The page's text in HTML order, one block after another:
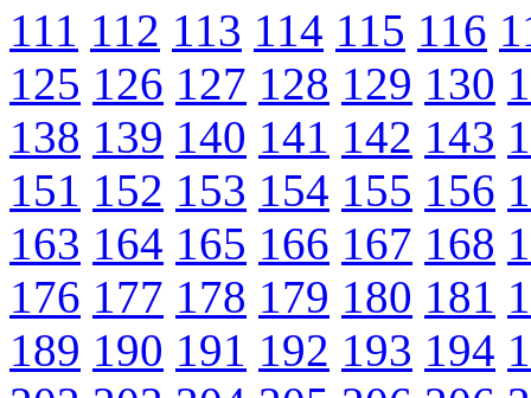
111 112 113 114 115 116
125 126 127 128 129 130
138 139 140 141 142 143
151 152 153 154 155 156
163 164 165 166 167 168
176 177 178 179 180 181
189 190 191 192 193 194